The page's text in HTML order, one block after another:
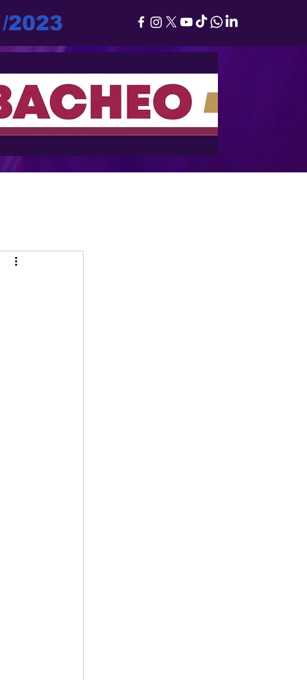
2023